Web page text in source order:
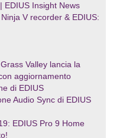
EDIUS Insight News
V recorder & EDIUS:
Valley lancia la
aggiornamento
di EDIUS
Audio Sync di EDIUS
EDIUS Pro 9 Home